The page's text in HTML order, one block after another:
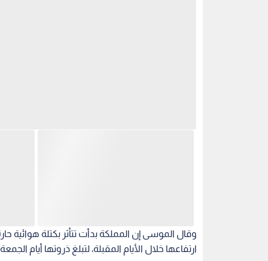
وقال الموسى إن المملكة بدأت تتأثر بكتلة هوائية
ارتفاعها خلال الأيام المقبلة، لتبلغ ذروتها أيام